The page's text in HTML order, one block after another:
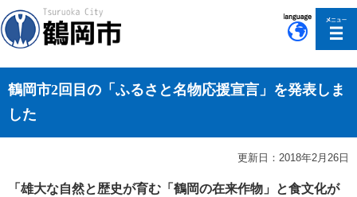
鶴岡市2回目の「ふるさと名物応援宣言」を発表しま
した
更新日：2018年2月26日
「雄大な自然と歴史が育む「鶴岡の在来作物」と食文化が